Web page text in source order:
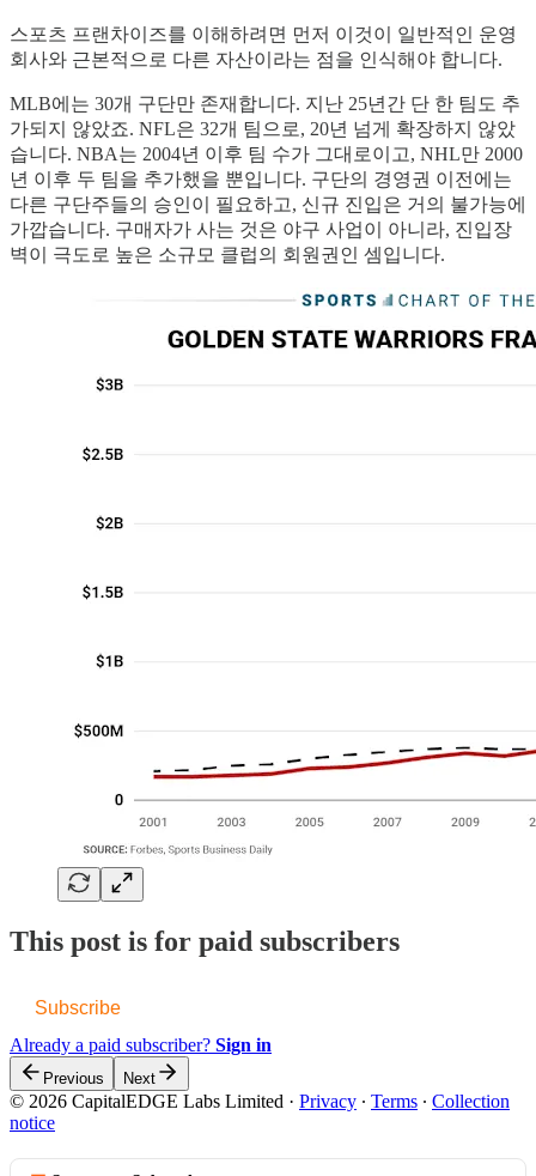
스포츠 프랜차이즈를 이해하려면 먼저 이것이 일반적인 운영
회사와 근본적으로 다른 자산이라는 점을 인식해야 합니다.
MLB에는 30개 구단만 존재합니다. 지난 25년간 단 한 팀도 추
가되지 않았죠. NFL은 32개 팀으로, 20년 넘게 확장하지 않았
습니다. NBA는 2004년 이후 팀 수가 그대로이고, NHL만 2000
년 이후 두 팀을 추가했을 뿐입니다. 구단의 경영권 이전에는
다른 구단주들의 승인이 필요하고, 신규 진입은 거의 불가능에
가깝습니다. 구매자가 사는 것은 야구 사업이 아니라, 진입장
벽이 극도로 높은 소규모 클럽의 회원권인 셈입니다.
This post is for paid subscribers
Subscribe
Already a paid subscriber? Sign in
Previous Next
© 2026 CapitalEDGE Labs Limited · Privacy ∙ Terms ∙ Collection
notice